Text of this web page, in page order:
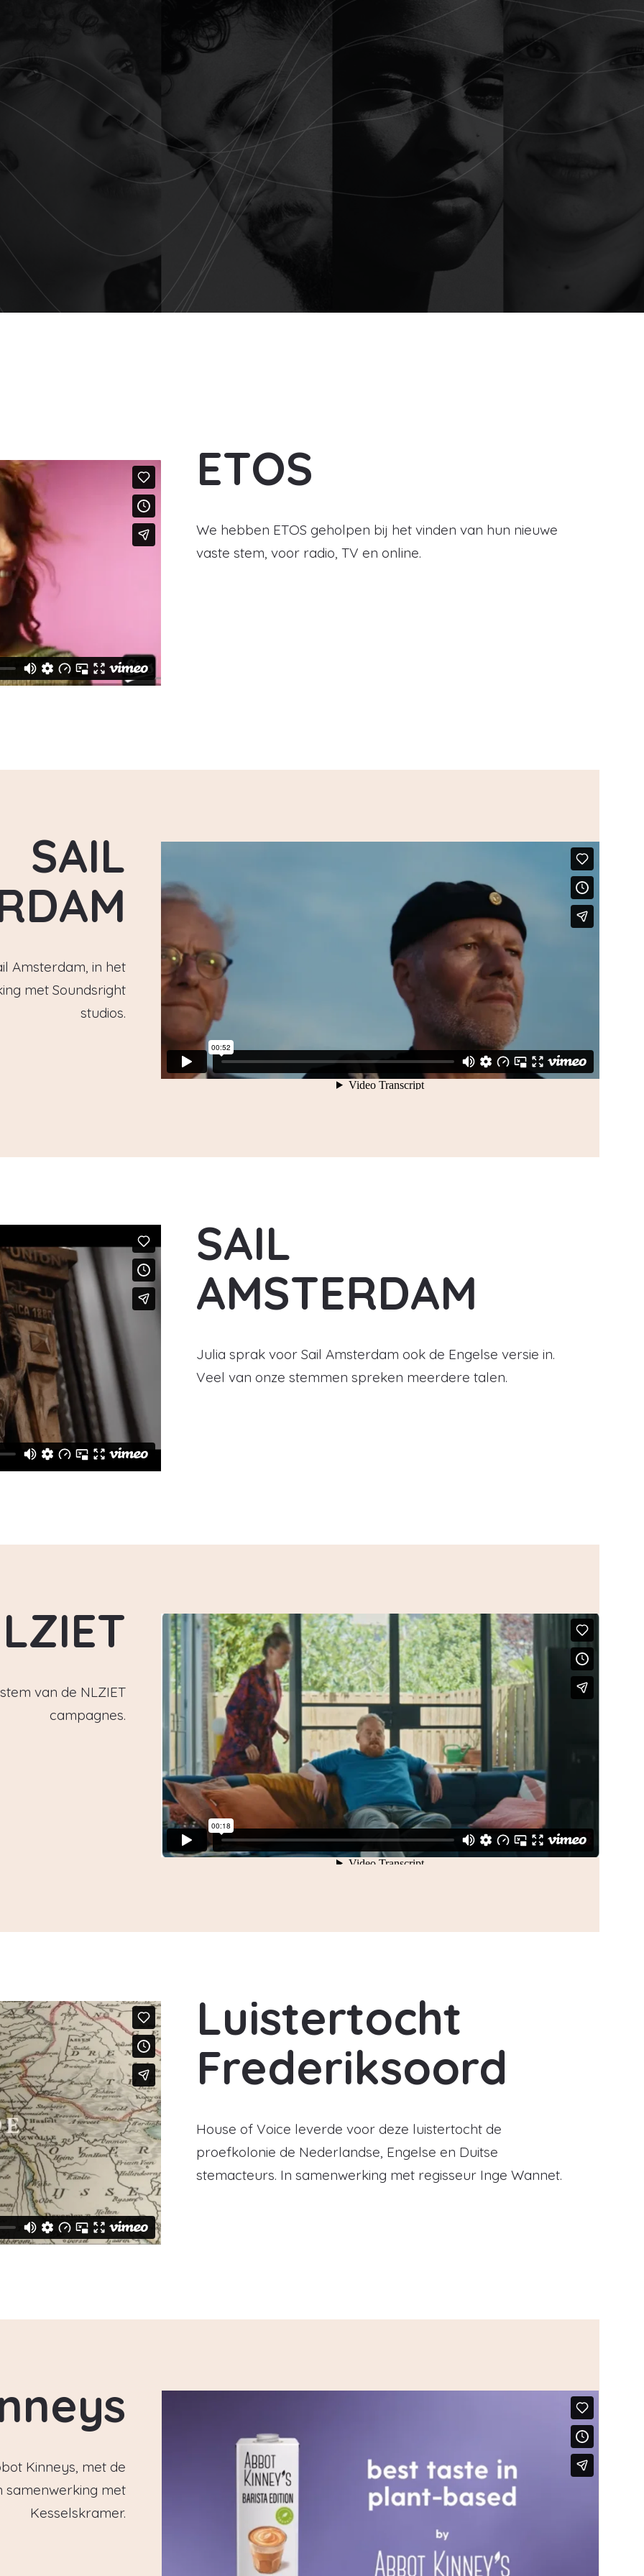
Home Stemacteurs Portfolio Over ons Contact
ETOS
We hebben ETOS geholpen bij het vinden van hun nieuwe
vaste stem, voor radio, TV en online.
SAIL
Amsterdam, in het
met Soundsright
studios.
SAIL
AMSTERDAM
Julia sprak voor Sail Amsterdam ook de Engelse versie in.
Veel van onze stemmen spreken meerdere talen.
van de NLZIET
campagnes.
Luistertocht
Frederiksoord
House of Voice leverde voor deze luistertocht de
proefkolonie de Nederlandse, Engelse en Duitse
stemacteurs. In samenwerking met regisseur Inge Wannet.
Kinneys, met de
samenwerking met
Kesselskramer.